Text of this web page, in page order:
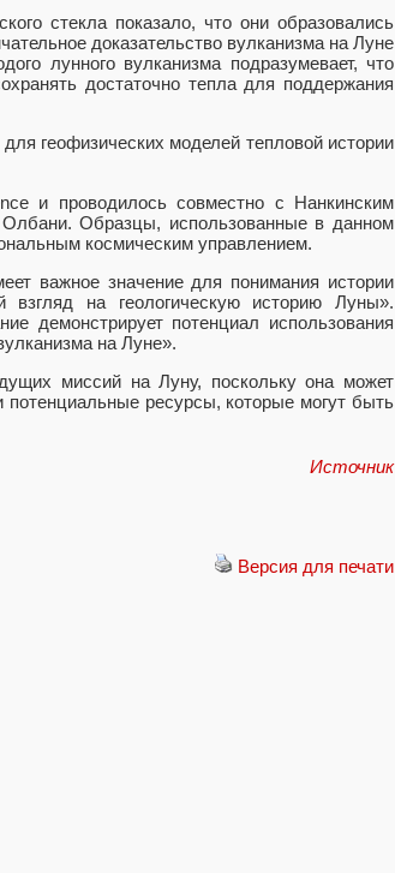
стекла показало, что они образовались
доказательство вулканизма на Луне
лунного вулканизма подразумевает, что
достаточно тепла для поддержания
геофизических моделей тепловой истории
и проводилось совместно с Нанкинским
Образцы, использованные в данном
космическим управлением.
важное значение для понимания истории
на геологическую историю Луны».
демонстрирует потенциал использования
на Луне».
миссий на Луну, поскольку она может
ресурсы, которые могут быть
Источник
Версия для печати